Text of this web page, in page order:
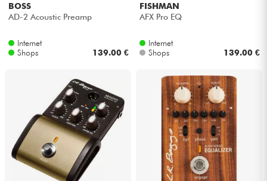
Licht
Drums
Blasinstrumente
BOSS
AD-2 Acoustic Preamp
Internet
Shops
139.00 €
FISHMAN
AFX Pro EQ
Internet
Shops
139.00 €